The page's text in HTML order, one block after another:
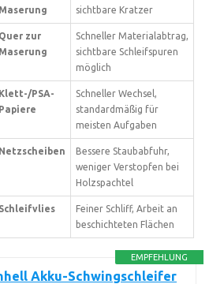
Maserung
sichtbare Kratzer
Quer zur
Maserung
Schneller Materialabtrag,
sichtbare Schleifspuren
möglich
Klett-/PSA-
Papiere
Schneller Wechsel,
standardmäßig für
meisten Aufgaben
Netzscheiben
Bessere Staubabfuhr,
weniger Verstopfen bei
Holzspachtel
Schleifvlies
Feiner Schliff, Arbeit an
beschichteten Flächen
EMPFEHLUNG
Akku-Schwingschleifer